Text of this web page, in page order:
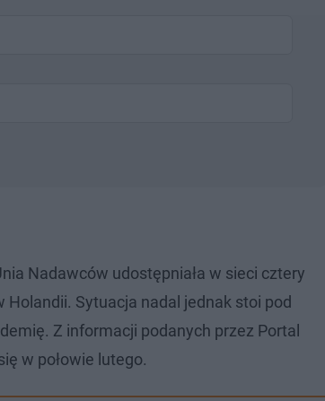
Nadawców udostępniała w sieci cztery
Sytuacja nadal jednak stoi pod
Z informacji podanych przez Portal
w połowie lutego.